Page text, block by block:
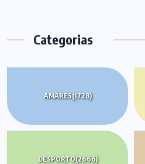
Categorias
AMARES(1728)
DESPORTO(2666)